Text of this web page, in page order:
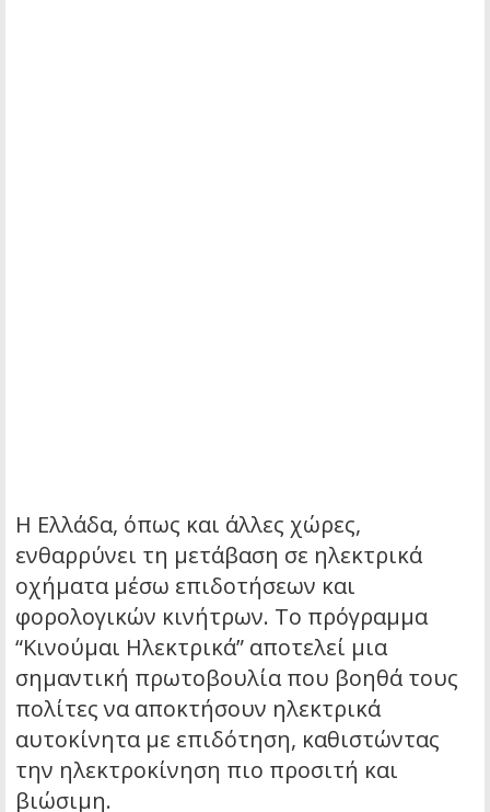
Η Ελλάδα, όπως και άλλες χώρες,
ενθαρρύνει τη μετάβαση σε ηλεκτρικά
οχήματα μέσω επιδοτήσεων και
φορολογικών κινήτρων. Το πρόγραμμα
“Κινούμαι Ηλεκτρικά” αποτελεί μια
σημαντική πρωτοβουλία που βοηθά τους
πολίτες να αποκτήσουν ηλεκτρικά
αυτοκίνητα με επιδότηση, καθιστώντας
την ηλεκτροκίνηση πιο προσιτή και
βιώσιμη.